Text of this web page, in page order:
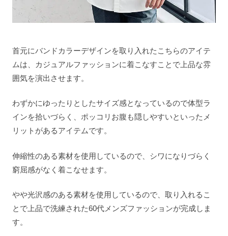
首元にバンドカラーデザインを取り入れたこちらのアイテ
ムは、カジュアルファッションに着こなすことで上品な雰
囲気を演出させます。
わずかにゆったりとしたサイズ感となっているので体型ラ
インを拾いづらく、ポッコリお腹も隠しやすいといったメ
リットがあるアイテムです。
伸縮性のある素材を使用しているので、シワになりづらく
窮屈感がなく着こなせます。
やや光沢感のある素材を使用しているので、取り入れるこ
とで上品で洗練された60代メンズファッションが完成しま
す。